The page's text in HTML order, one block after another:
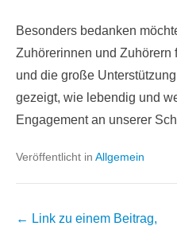
Besonders bedanken
Zuhörerinnen und Zuhörern
und die große
gezeigt, wie lebendig und
Engagement an unserer
Veröffentlicht in Allgemein
Beitrags
← Link zu einem Beitrag,